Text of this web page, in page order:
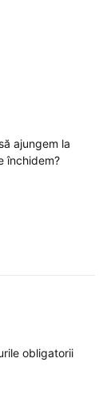
ajungem la
închidem?
obligatorii